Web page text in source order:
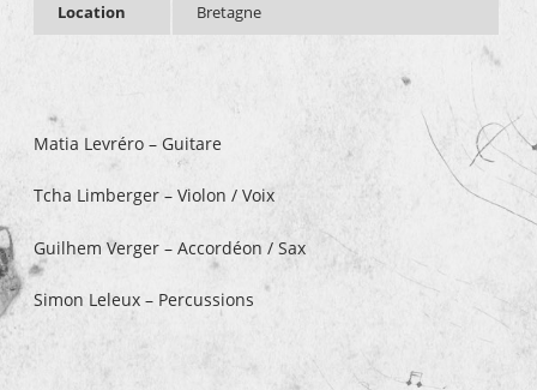
Location Bretagne
Matia Levréro – Guitare
Tcha Limberger – Violon / Voix
Guilhem Verger – Accordéon / Sax
Simon Leleux – Percussions